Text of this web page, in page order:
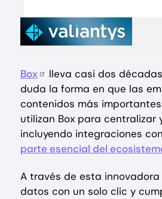
Box
lleva casi dos
duda la forma en que las
contenidos más
utilizan Box para
incluyendo integraciones
parte esencial del
A través de esta innovadora
datos con un solo clic y